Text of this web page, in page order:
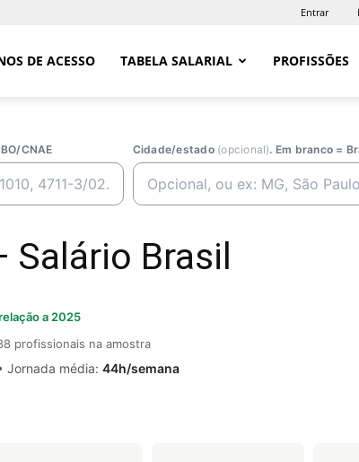
Entrar
DE ACESSO TABELA SALARIAL PROFISSÕES
CNAE Cidade/estado (opcional). Em branco =
Brasil
a 2025
profissionais na amostra
Jornada média: 44h/semana